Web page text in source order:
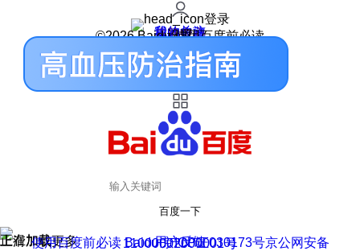
登录
我的关注
我的收藏
皮肤中心
用户反馈
设置
©2026 Baidu 使用百度前必读
百度一下
正在加载
上滑加载更多 用户反馈
使用百度前必读 Baidu 京ICP证030173号
京公网安备11000002000001号